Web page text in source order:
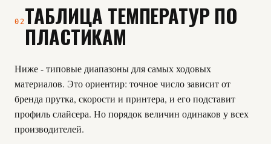
02ТАБЛИЦА ТЕМПЕРАТУР ПО
ПЛАСТИКАМ
Ниже - типовые диапазоны для самых ходовых
материалов. Это ориентир: точное число зависит от
бренда прутка, скорости и принтера, и его подставит
профиль слайсера. Но порядок величин одинаков у всех
производителей.